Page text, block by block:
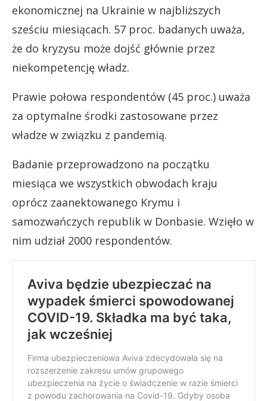
ekonomicznej na Ukrainie w najbliższych
sześciu miesiącach. 57 proc. badanych uważa,
że do kryzysu może dojść głównie przez
niekompetencję władz.
Prawie połowa respondentów (45 proc.) uważa
za optymalne środki zastosowane przez
władze w związku z pandemią.
Badanie przeprowadzono na początku
miesiąca we wszystkich obwodach kraju
oprócz zaanektowanego Krymu i
samozwańczych republik w Donbasie. Wzięło w
nim udział 2000 respondentów.